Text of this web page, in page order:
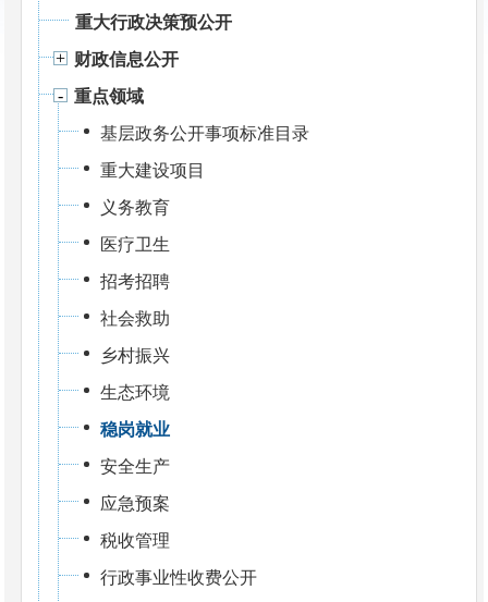
重大行政决策预公开
财政信息公开
重点领域
基层政务公开事项标准目录
重大建设项目
义务教育
医疗卫生
招考招聘
社会救助
乡村振兴
生态环境
稳岗就业
安全生产
应急预案
税收管理
行政事业性收费公开